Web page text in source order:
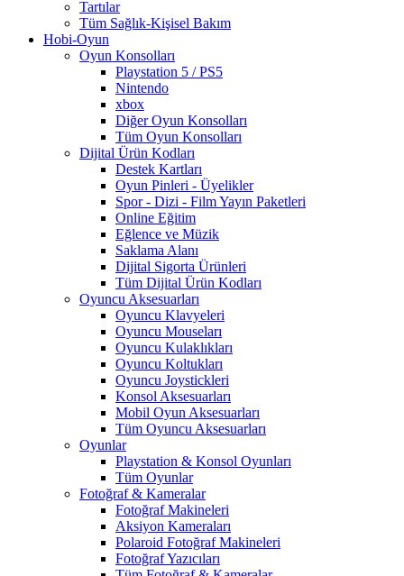
Tartılar
Tüm Sağlık-Kişisel Bakım
Hobi-Oyun
Oyun Konsolları
Playstation 5 / PS5
Nintendo
xbox
Diğer Oyun Konsolları
Tüm Oyun Konsolları
Dijital Ürün Kodları
Destek Kartları
Oyun Pinleri - Üyelikler
Spor - Dizi - Film Yayın Paketleri
Online Eğitim
Eğlence ve Müzik
Saklama Alanı
Dijital Sigorta Ürünleri
Tüm Dijital Ürün Kodları
Oyuncu Aksesuarları
Oyuncu Klavyeleri
Oyuncu Mouseları
Oyuncu Kulaklıkları
Oyuncu Koltukları
Oyuncu Joystickleri
Konsol Aksesuarları
Mobil Oyun Aksesuarları
Tüm Oyuncu Aksesuarları
Oyunlar
Playstation & Konsol Oyunları
Tüm Oyunlar
Fotoğraf & Kameralar
Fotoğraf Makineleri
Aksiyon Kameraları
Polaroid Fotoğraf Makineleri
Fotoğraf Yazıcıları